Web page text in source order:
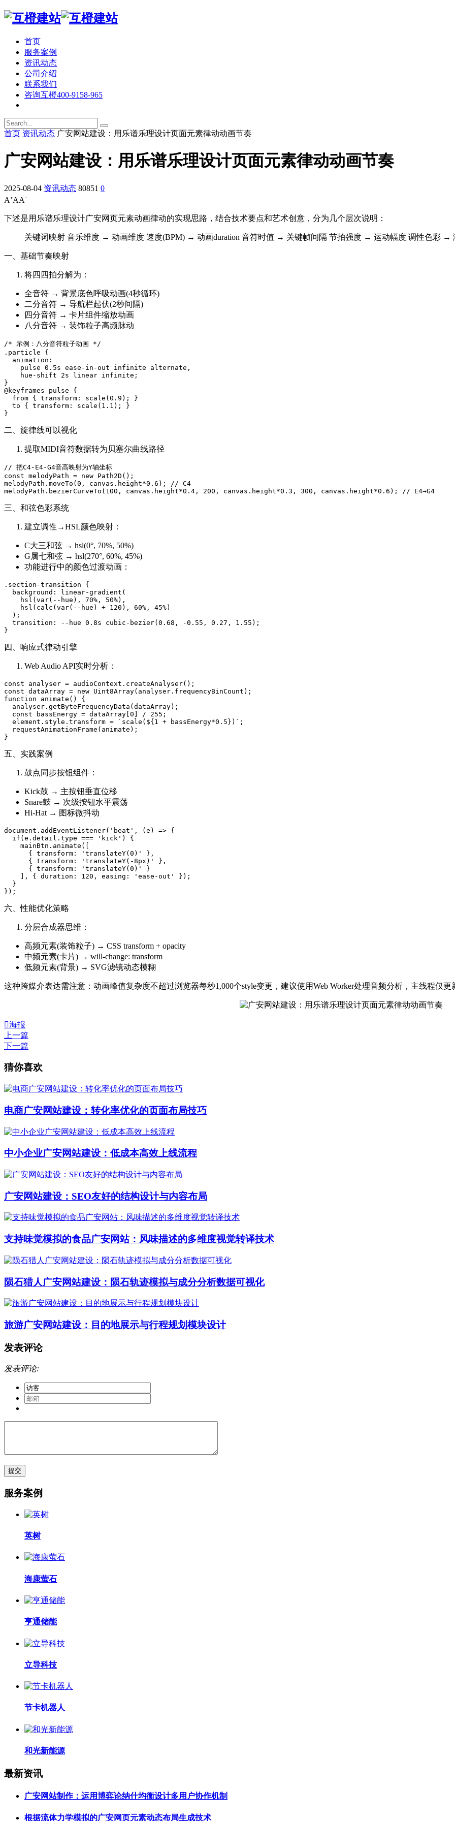
首页
服务案例
资讯动态
公司介绍
联系我们
咨询互橙400-9158-965
首页 资讯动态 广安网站建设：用乐谱乐理设计页面元素律动动画节奏
广安网站建设：用乐谱乐理设计页面元素律动动画节奏
2025-08-04 资讯动态 80851 0
A⁺AA⁻
下述是用乐谱乐理设计广安网页元素动画律动的实现思路，结合技术要点和艺术创意，分为几个层次说明：
关键词映射 音乐维度 → 动画维度 速度(BPM) → 动画duration 音符时值 → 关键帧间隔 节拍强度 → 运动幅度 调性色彩
一、基础节奏映射
将四四拍分解为：
全音符 → 背景底色呼吸动画(4秒循环)
二分音符 → 导航栏起伏(2秒间隔)
四分音符 → 卡片组件缩放动画
八分音符 → 装饰粒子高频脉动
/* 示例：八分音符粒子动画 */
.particle {
  animation:
    pulse 0.5s ease-in-out infinite alternate,
    hue-shift 2s linear infinite;
}
@keyframes pulse {
  from { transform: scale(0.9); }
  to { transform: scale(1.1); }
二、旋律线可以视化
提取MIDI音符数据转为贝塞尔曲线路径
// 把C4-E4-G4音高映射为Y轴坐标
const melodyPath = new Path2D();
melodyPath.moveTo(0, canvas.height*0.6); // C4
三、和弦色彩系统
建立调性→HSL颜色映射：
C大三和弦 → hsl(0°, 70%, 50%)
G属七和弦 → hsl(270°, 60%, 45%)
功能进行中的颜色过渡动画：
.section-transition {
  background: linear-gradient(
    hsl(var(--hue), 70%, 50%),
    hsl(calc(var(--hue) + 120), 60%, 45%)
  );
  transition: --hue 0.8s cubic-bezier(0.68, -0.55, 0.27, 1.55);
四、响应式律动引擎
Web Audio API实时分析：
const analyser = audioContext.createAnalyser();
const dataArray = new Uint8Array(analyser.frequencyBinCount);
function animate() {
  analyser.getByteFrequencyData(dataArray);
  const bassEnergy = dataArray[0] / 255;
  element.style.transform = `scale(${1 + bassEnergy*0.5})`;
  requestAnimationFrame(animate);
五、实践案例
鼓点同步按钮组件：
Kick鼓 → 主按钮垂直位移
Snare鼓 → 次级按钮水平震荡
Hi-Hat → 图标微抖动
document.addEventListener('beat', (e) => {
  if(e.detail.type === 'kick') {
    mainBtn.animate([
      { transform: 'translateY(0)' },
      { transform: 'translateY(-8px)' },
      { transform: 'translateY(0)' }
    ], { duration: 120, easing: 'ease-out' });
  }
六、性能优化策略
分层合成器思维：
高频元素(装饰粒子) → CSS transform + opacity
中频元素(卡片) → will-change: transform
低频元素(背景) → SVG滤镜动态模糊
这种跨媒介表达需注意：动画峰值复杂度不超过浏览器每秒1,000个style变更，建议使用Web Worker处理音频分析，主线程仅更
海报
上一篇
下一篇
猜你喜欢
电商广安网站建设：转化率优化的页面布局技巧
中小企业广安网站建设：低成本高效上线流程
广安网站建设：SEO友好的结构设计与内容布局
支持味觉模拟的食品广安网站：风味描述的多维度视觉转译技术
陨石猎人广安网站建设：陨石轨迹模拟与成分分析数据可视化
旅游广安网站建设：目的地展示与行程规划模块设计
发表评论
发表评论:
服务案例
英树
海康萤石
亨通储能
立导科技
节卡机器人
和光新能源
最新资讯
广安网站制作：运用博弈论纳什均衡设计多用户协作机制
根据流体力学模拟的广安网页元素动态布局生成技术